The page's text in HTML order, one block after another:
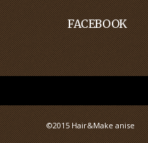
FACEBOOK
©2015 Hair&Make anise